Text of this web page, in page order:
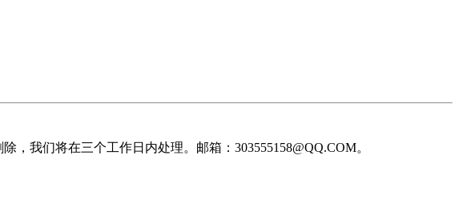
我们将在三个工作日内处理。邮箱：303555158@QQ.COM。